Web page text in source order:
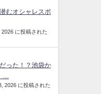
むオシャレスポ
2026 に投稿された
った！？池袋か
2026 に投稿された